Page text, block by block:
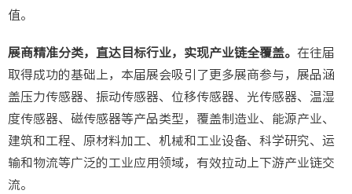
值。
展商精准分类，直达目标行业，实现产业链全覆盖。 在往届
取得成功的基础上，本届展会吸引了更多展商参与，展品涵
盖压力传感器、振动传感器、位移传感器、光传感器、温湿
度传感器、磁传感器等产品类型，覆盖制造业、能源产业、
建筑和工程、原材料加工、机械和工业设备、科学研究、运
输和物流等广泛的工业应用领域，有效拉动上下游产业链交
流。